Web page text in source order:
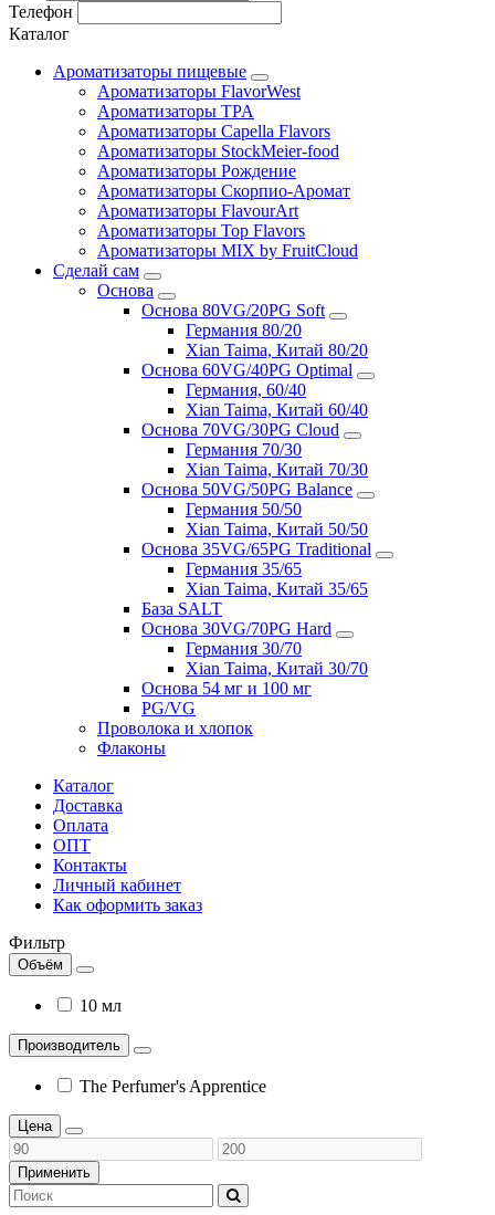
Телефон
Каталог
Ароматизаторы пищевые
Ароматизаторы FlavorWest
Ароматизаторы TPA
Ароматизаторы Capella Flavors
Ароматизаторы StockMeier-food
Ароматизаторы Рождение
Ароматизаторы Скорпио-Аромат
Ароматизаторы FlavourArt
Ароматизаторы Top Flavors
Ароматизаторы MIX by FruitCloud
Сделай сам
Основа
Основа 80VG/20PG Soft
Германия 80/20
Xian Taima, Китай 80/20
Основа 60VG/40PG Optimal
Германия, 60/40
Xian Taima, Китай 60/40
Основа 70VG/30PG Cloud
Германия 70/30
Xian Taima, Китай 70/30
Основа 50VG/50PG Balance
Германия 50/50
Xian Taima, Китай 50/50
Основа 35VG/65PG Traditional
Германия 35/65
Xian Taima, Китай 35/65
База SALT
Основа 30VG/70PG Hard
Германия 30/70
Xian Taima, Китай 30/70
Основа 54 мг и 100 мг
PG/VG
Проволока и хлопок
Флаконы
Каталог
Доставка
Оплата
ОПТ
Контакты
Личный кабинет
Как оформить заказ
Фильтр
Объём
10 мл
Производитель
The Perfumer's Apprentice
Цена
Применить